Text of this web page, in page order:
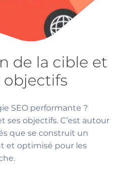
de la cible et
objectifs
SEO performante ?
ses objectifs. C’est autour
que se construit un
et optimisé pour les